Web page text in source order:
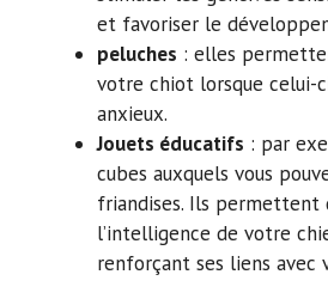
et favoriser le
peluches : elles
votre chiot lorsque celui-
anxieux.
Jouets éducatifs : par
cubes auxquels vous
friandises. Ils permettent
l’intelligence de votre
renforçant ses liens avec